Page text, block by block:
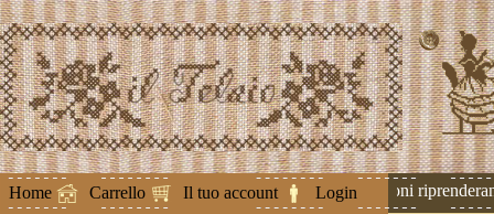
Home Carrello Il tuo account Login
Attenzione ! Le spedizioni